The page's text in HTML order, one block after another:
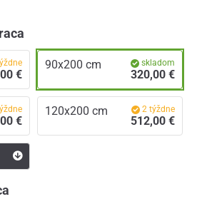
€
90x200 cm skladom
320,00 €
€
120x200 cm 2 týždne
512,00 €